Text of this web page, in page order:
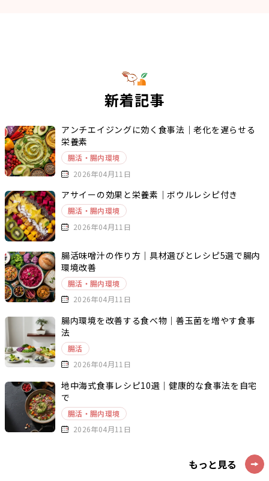
新着記事
アンチエイジングに効く食事法｜老化を遅らせる
栄養素
腸活・腸内環境
2026年04月11日
アサイーの効果と栄養素｜ボウルレシピ付き
腸活・腸内環境
2026年04月11日
腸活味噌汁の作り方｜具材選びとレシピ5選で腸内
環境改善
腸活・腸内環境
2026年04月11日
腸内環境を改善する食べ物｜善玉菌を増やす食事
法
腸活
2026年04月11日
地中海式食事レシピ10選｜健康的な食事法を自宅
で
腸活・腸内環境
2026年04月11日
もっと見る